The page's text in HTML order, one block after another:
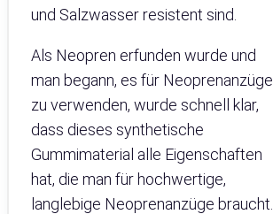
und Salzwasser resistent sind.
Als Neopren erfunden wurde und
man begann, es für Neoprenanzüge
zu verwenden, wurde schnell klar,
dass dieses synthetische
Gummimaterial alle Eigenschaften
hat, die man für hochwertige,
langlebige Neoprenanzüge braucht.